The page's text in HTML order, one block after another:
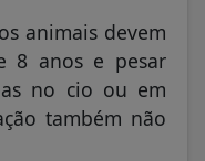
animais devem
8 anos e pesar
no cio ou em
também não